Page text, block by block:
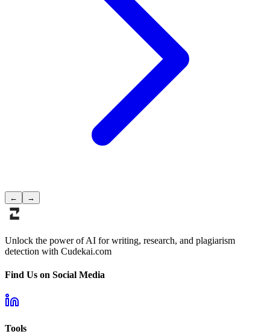
← →
Unlock the power of AI for writing, research, and plagiarism
detection with Cudekai.com
Find Us on Social Media
Tools